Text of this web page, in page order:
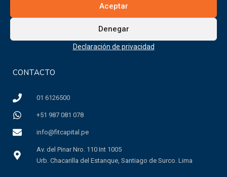
Aceptar
Denegar
Declaración de privacidad
MÉTODOS CLAVES PARA INTERPRETAR ESTADOS FINANCIEROS Y
SU IMPACTO EN LAS DECISIONES DE INVERSIÓN19/09/2024
CONTACTO
01 6126500
+51 987 081 078
info@fitcapital.pe
Av. del Pinar Nro. 110 Int 1005
Urb. Chacarilla del Estanque, Santiago de Surco. Lima